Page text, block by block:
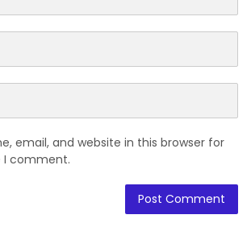
email, and website in this browser for
comment.